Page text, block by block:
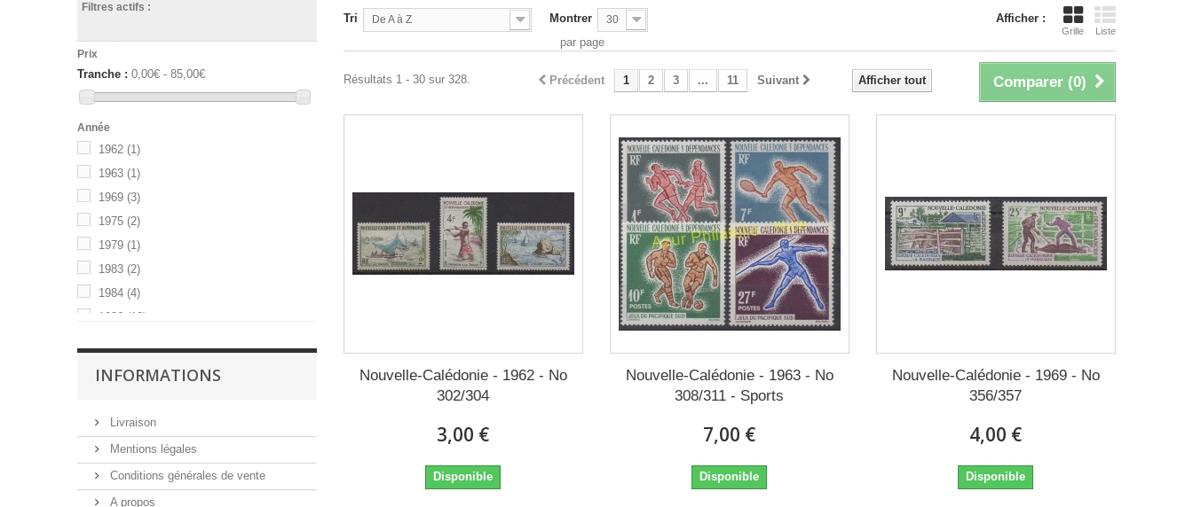
Filtres actifs :
Prix
Tranche : 0,00€ - 85,00€
Année
1962 (1)
1963 (1)
1969 (3)
1975 (2)
1979 (1)
1983 (2)
1984 (4)
1986 (10)
1991(11)
1992(2)
INFORMATIONS
Livraison
Mentions légales
Conditions générales de vente
A propos
Afficher :
Grille Liste
Tri De A à Z Montrer 30
par page
Comparer (0)
Afficher tout
Précédent 1 2 3 ... 11 Suivant
Résultats 1 - 30 sur 328.
Nouvelle-Calédonie - 1962 - No
302/304
3,00 €
Disponible
Nouvelle-Calédonie - 1963 - No
308/311 - Sports
7,00 €
Disponible
Nouvelle-Calédonie - 1969 - No
356/357
4,00 €
Disponible